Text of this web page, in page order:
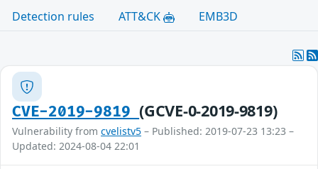
Detection rules
ATT&CK EMB3D
CVE-2019-9819(GCVE-0-2019-9819)
Vulnerability from cvelistv5 – Published: 2019-07-23 13:23 –
Updated: 2024-08-04 22:01